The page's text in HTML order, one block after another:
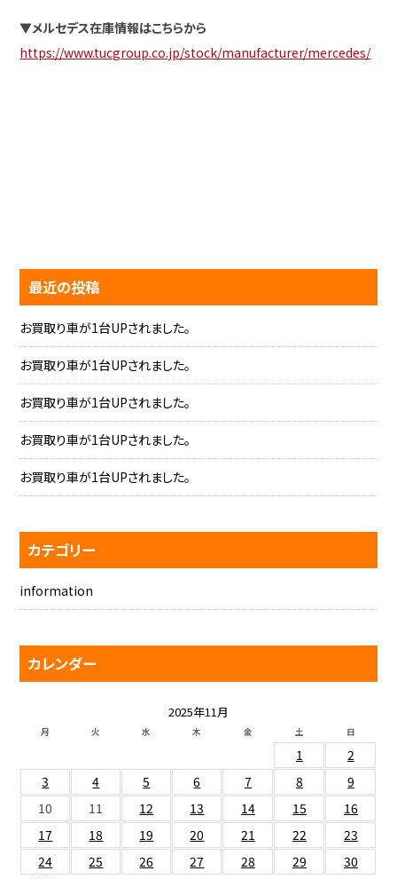
▼メルセデス在庫情報はこちらから
https://www.tucgroup.co.jp/stock/manufacturer/mercedes/
最近の投稿
お買取り車が1台UPされました。
お買取り車が1台UPされました。
お買取り車が1台UPされました。
お買取り車が1台UPされました。
お買取り車が1台UPされました。
カテゴリー
information
カレンダー
2025年11月
月 火 水 木 金 土 日
1
2
3
4 5 6 7 8
9
10
11 12 13 14 15
16
17
18 19 20 21 22
23
24
25 26 27 28 29
30